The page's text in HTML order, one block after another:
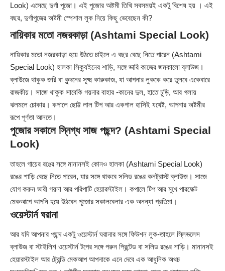
Look) এসেছে দুর্গা পূজো। এই পুজোর অষ্টমী তিথি সবসময়ই একটু বিশেষ হয় । এই
বছর, দুর্গাপুজের অষ্টমী স্পেশাল লুক নিয়ে কিছু ভেবেছেন কী?
নায়িকার মতো নজরকাড়া (Ashtami Special Look)
নায়িকার মতো নজরকাড়া হয়ে উঠতে চাইলে এ বছর বেছে নিতে পারেন (Ashtami
Special Look) হালকা সিক্যুইনের শাড়ি, সঙ্গে ভারি কাজের জমকালো ব্লাউজ।
ব্লাউজে থাকুক জরি বা কুন্দনের সূক্ষ্ম কারুকাজ, যা আপনার লুককে করে তুলবে একেবারে
রাজকীয়। সাজে থাকুক সাবেকি গয়নার বাহার -কানের দুল, হাতে চুড়ি, আর গলায়
ঝলমলে চোকার। কপালে ছোট্ট লাল টিপ আর একগাল হাসিই যথেষ্ট, আপনার অষ্টমীর
রূপে পূর্ণতা আনতে।
পুজোর সকালে স্নিগ্ধ সাজ পছন্দ? (Ashtami Special
Look)
তাহলে গায়ের রঙের সঙ্গে মানানসই কোনও হালকা (Ashtami Special Look)
রঙের শাড়ি বেছে নিতে পারেন, যার সঙ্গে থাকবে সলিড রঙের কনট্রাস্ট ব্লাউজ। সাজে
যোগ করুন ভারী গয়না আর পরিপাটি হেয়ারস্টাইল। কপালে টিপ আর মুখে পারফেক্ট
মেকআপে আপনি হয়ে উঠবেন পূজোর সকালবেলার এক অনন্যা প্রতিমা।
ওয়েস্টার্ন ঘরানা
আর যদি আপনার পছন্দ একটু ওয়েস্টার্ন ঘরানার সঙ্গে ফিউশন লুক-তাহলে স্লিভলেস
ব্লাউজ বা স্টাইলিশ ওয়েস্টার্ন টপের সঙ্গে পরুন প্রিন্টেড বা সলিড রঙের শাড়ি। মানানসই
হেয়ারস্টাইল আর ট্রেন্ডি মেকআপ আপনাকে এনে দেবে এক আধুনিক অথচ